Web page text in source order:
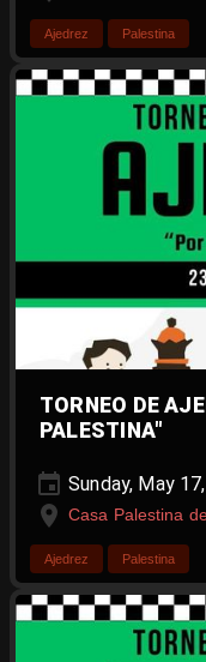
Ajedrez Palestina
TORNEO DE
PALESTINA"
Sunday, May
Casa Palestina
Ajedrez Palestina